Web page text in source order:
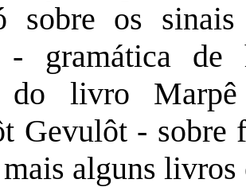
sobre os sinais
- gramática de
do livro
Gevulôt - sobre
alguns